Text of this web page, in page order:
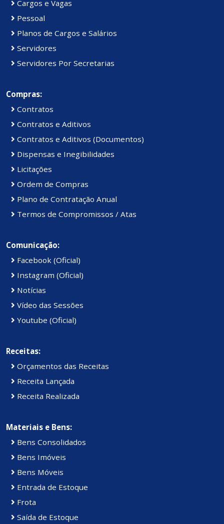
Cargos e Vagas
Pessoal
Planos de Cargos e Salários
Servidores
Servidores Por Secretarias
Compras:
Contratos
Contratos e Aditivos
Contratos e Aditivos (Documentos)
Dispensas e Inegibilidades
Licitações
Ordem de Compras
Plano de Contratação Anual
Termos de Compromissos / Atas
Comunicação:
Facebook (Oficial)
Instagram (Oficial)
Notícias
Vídeo das Sessões
Youtube (Oficial)
Receitas:
Orçamentos das Receitas
Receita Lançada
Receita Realizada
Materiais e Bens:
Bens Consolidados
Bens Imóveis
Bens Móveis
Entrada de Estoque
Frota
Saída de Estoque